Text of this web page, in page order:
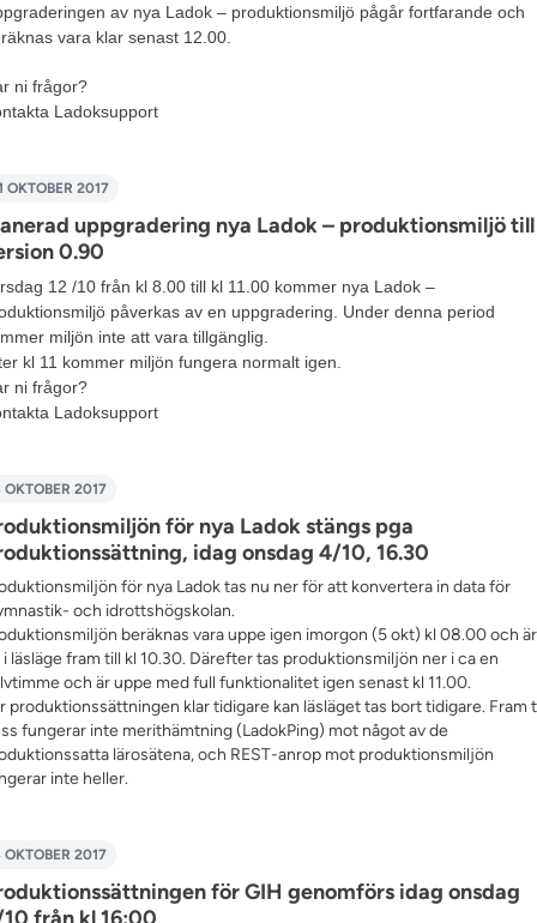
av nya Ladok – produktionsmiljö pågår fortfarande och
vara klar senast 12.00.
ni frågor?
Ladoksupport
OKTOBER 2017
uppgradering nya Ladok – produktionsmiljö till
0.90
12 /10 från kl 8.00 till kl 11.00 kommer nya Ladok –
påverkas av en uppgradering. Under denna period
miljön inte att vara tillgänglig.
kl 11 kommer miljön fungera normalt igen.
ni frågor?
Ladoksupport
OKTOBER 2017
för nya Ladok stängs pga
idag onsdag 4/10, 16.30
för nya Ladok tas nu ner för att konvertera in data för
och idrottshögskolan.
beräknas vara uppe igen imorgon (5 okt) kl 08.00 och är
i läsläge fram till kl 10.30. Därefter tas produktionsmiljön ner i ca en
och är uppe med full funktionalitet igen senast kl 11.00.
produktionssättningen klar tidigare kan läsläget tas bort tidigare. Fram
fungerar inte merithämtning (LadokPing) mot något av de
lärosätena, och REST-anrop mot produktionsmiljön
inte heller.
OKTOBER 2017
för GIH genomförs idag onsdag